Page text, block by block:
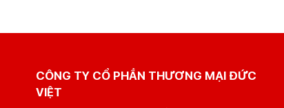
CÔNG TY CỔ PHẦN THƯƠNG MẠI ĐỨC
VIỆT